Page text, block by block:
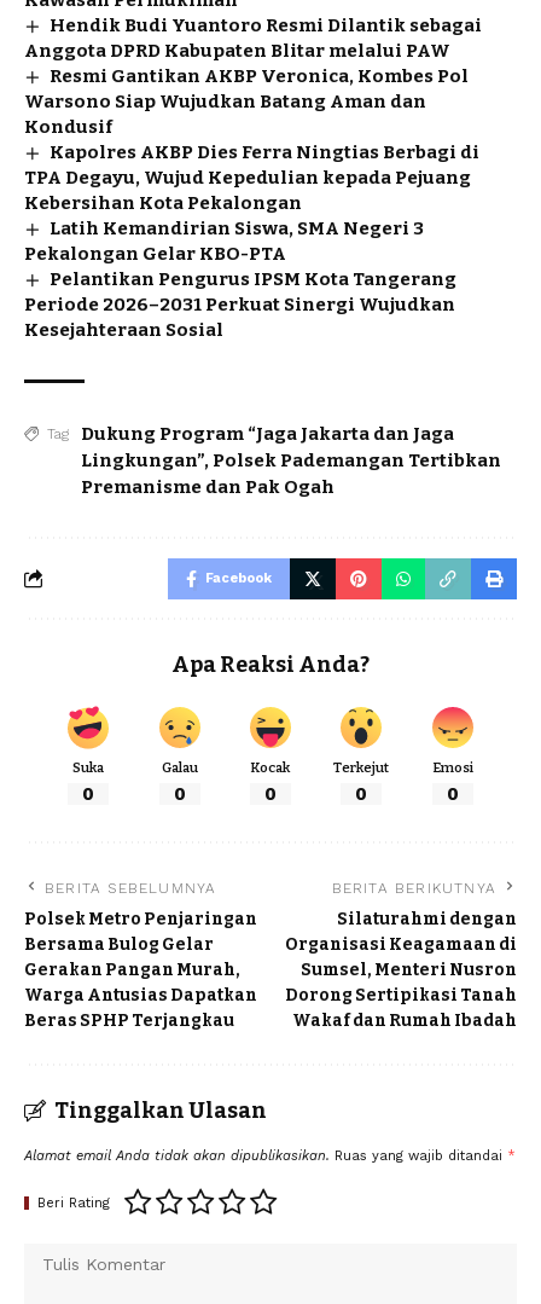
Hendik Budi Yuantoro Resmi Dilantik sebagai
Anggota DPRD Kabupaten Blitar melalui PAW
Resmi Gantikan AKBP Veronica, Kombes Pol
Warsono Siap Wujudkan Batang Aman dan
Kondusif
Kapolres AKBP Dies Ferra Ningtias Berbagi di
TPA Degayu, Wujud Kepedulian kepada Pejuang
Kebersihan Kota Pekalongan
Latih Kemandirian Siswa, SMA Negeri 3
Pekalongan Gelar KBO-PTA
Pelantikan Pengurus IPSM Kota Tangerang
Periode 2026–2031 Perkuat Sinergi Wujudkan
Kesejahteraan Sosial
Tag
Dukung Program “Jaga Jakarta dan Jaga
Lingkungan”, Polsek Pademangan Tertibkan
Premanisme dan Pak Ogah
Facebook
Apa Reaksi Anda?
Suka
0
Galau
0
Kocak
0
Terkejut
0
Emosi
0
BERITA SEBELUMNYA
Polsek Metro Penjaringan
Bersama Bulog Gelar
Gerakan Pangan Murah,
Warga Antusias Dapatkan
Beras SPHP Terjangkau
BERITA BERIKUTNYA
Silaturahmi dengan
Organisasi Keagamaan di
Sumsel, Menteri Nusron
Dorong Sertipikasi Tanah
Wakaf dan Rumah Ibadah
Tinggalkan Ulasan
Alamat email Anda tidak akan dipublikasikan. Ruas yang wajib ditandai *
Beri Rating